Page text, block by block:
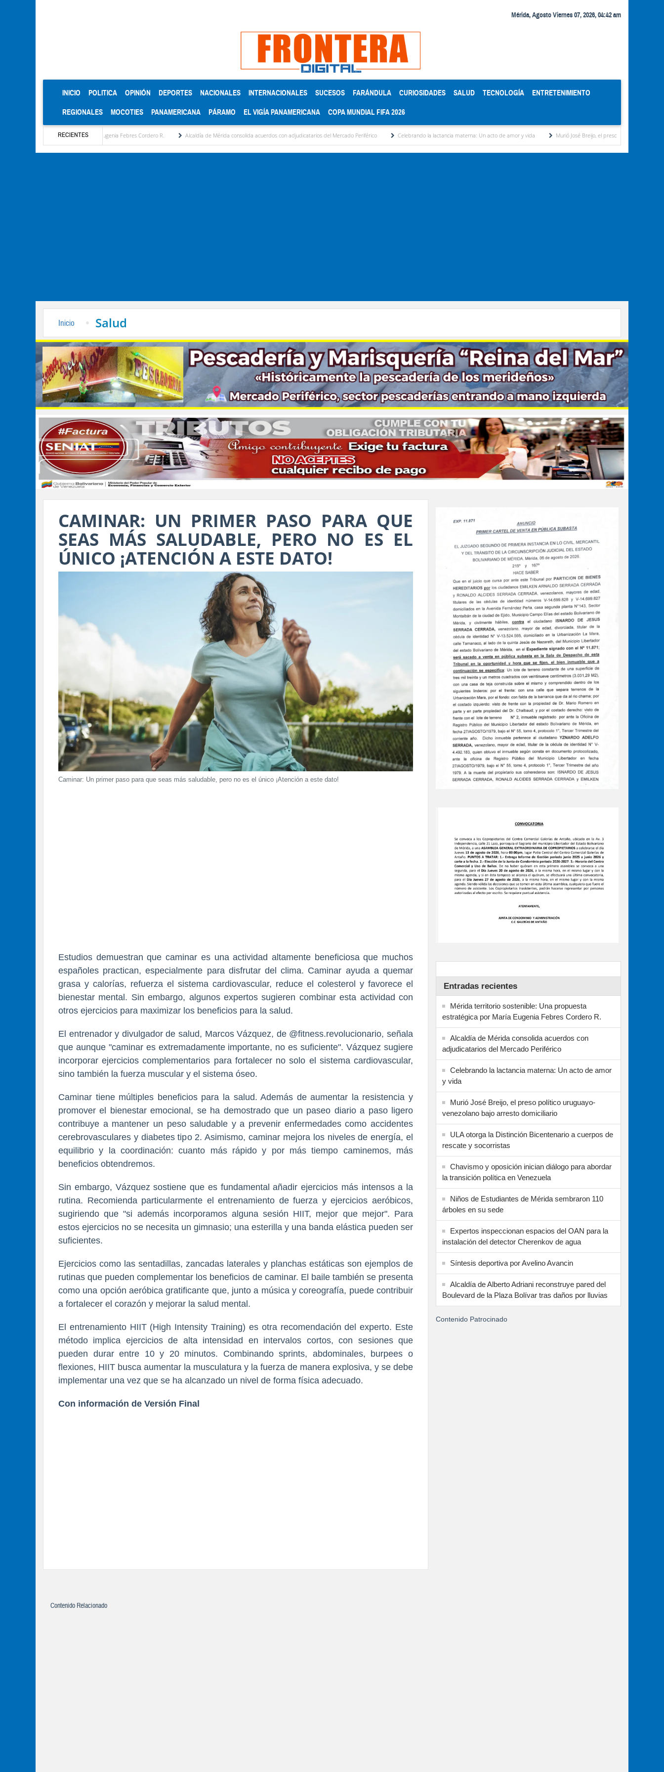
Mérida, Agosto Viernes 07, 2026, 04:42 am
INICIO (CURRENT)
POLITICA OPINIÓN DEPORTES NACIONALES INTERNACIONALES SUCESOS FARÁNDULA CURIOSIDADES SALUD TECNOLOGÍA ENTRETENIMIENTO
REGIONALES MOCOTIES PANAMERICANA PÁRAMO EL VIGÍA PANAMERICANA COPA MUNDIAL FIFA 2026
RECIENTES
estratégica por María Eugenia Febres Cordero R. Alcaldía de Mérida consolida acuerdos con adjudicatarios del Mercado Periférico Celebrando la lactancia materna: Un acto de amor y vida Murió José Breijo, el preso político uruguayo-venezolano
Inicio Salud
CAMINAR: UN PRIMER PASO PARA QUE
SEAS MÁS SALUDABLE, PERO NO ES EL
ÚNICO ¡ATENCIÓN A ESTE DATO!
Caminar: Un primer paso para que seas más saludable, pero no es el único ¡Atención a este dato!
Estudios demuestran que caminar es una actividad altamente beneficiosa que muchos
españoles practican, especialmente para disfrutar del clima. Caminar ayuda a quemar
grasa y calorías, refuerza el sistema cardiovascular, reduce el colesterol y favorece el
bienestar mental. Sin embargo, algunos expertos sugieren combinar esta actividad con
otros ejercicios para maximizar los beneficios para la salud.
El entrenador y divulgador de salud, Marcos Vázquez, de @fitness.revolucionario, señala
que aunque "caminar es extremadamente importante, no es suficiente". Vázquez sugiere
incorporar ejercicios complementarios para fortalecer no solo el sistema cardiovascular,
sino también la fuerza muscular y el sistema óseo.
Caminar tiene múltiples beneficios para la salud. Además de aumentar la resistencia y
promover el bienestar emocional, se ha demostrado que un paseo diario a paso ligero
contribuye a mantener un peso saludable y a prevenir enfermedades como accidentes
cerebrovasculares y diabetes tipo 2. Asimismo, caminar mejora los niveles de energía, el
equilibrio y la coordinación: cuanto más rápido y por más tiempo caminemos, más
beneficios obtendremos.
Sin embargo, Vázquez sostiene que es fundamental añadir ejercicios más intensos a la
rutina. Recomienda particularmente el entrenamiento de fuerza y ejercicios aeróbicos,
sugiriendo que "si además incorporamos alguna sesión HIIT, mejor que mejor". Para
estos ejercicios no se necesita un gimnasio; una esterilla y una banda elástica pueden ser
suficientes.
Ejercicios como las sentadillas, zancadas laterales y planchas estáticas son ejemplos de
rutinas que pueden complementar los beneficios de caminar. El baile también se presenta
como una opción aeróbica gratificante que, junto a música y coreografía, puede contribuir
a fortalecer el corazón y mejorar la salud mental.
El entrenamiento HIIT (High Intensity Training) es otra recomendación del experto. Este
método implica ejercicios de alta intensidad en intervalos cortos, con sesiones que
pueden durar entre 10 y 20 minutos. Combinando sprints, abdominales, burpees o
flexiones, HIIT busca aumentar la musculatura y la fuerza de manera explosiva, y se debe
implementar una vez que se ha alcanzado un nivel de forma física adecuado.
Con información de Versión Final
Entradas recientes
Mérida territorio sostenible: Una propuesta
estratégica por María Eugenia Febres Cordero R.
Alcaldía de Mérida consolida acuerdos con
adjudicatarios del Mercado Periférico
Celebrando la lactancia materna: Un acto de amor
y vida
Murió José Breijo, el preso político uruguayo-
venezolano bajo arresto domiciliario
ULA otorga la Distinción Bicentenario a cuerpos de
rescate y socorristas
Chavismo y oposición inician diálogo para abordar
la transición política en Venezuela
Niños de Estudiantes de Mérida sembraron 110
árboles en su sede
Expertos inspeccionan espacios del OAN para la
instalación del detector Cherenkov de agua
Síntesis deportiva por Avelino Avancin
Alcaldía de Alberto Adriani reconstruye pared del
Boulevard de la Plaza Bolívar tras daños por lluvias
Contenido Patrocinado
Contenido Relacionado